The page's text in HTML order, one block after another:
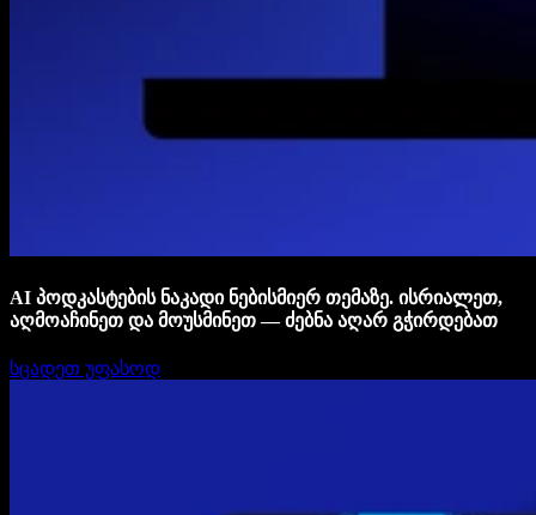
AI პოდკასტების ნაკადი ნებისმიერ თემაზე. ისრიალეთ,
აღმოაჩინეთ და მოუსმინეთ — ძებნა აღარ გჭირდებათ
სცადეთ უფასოდ